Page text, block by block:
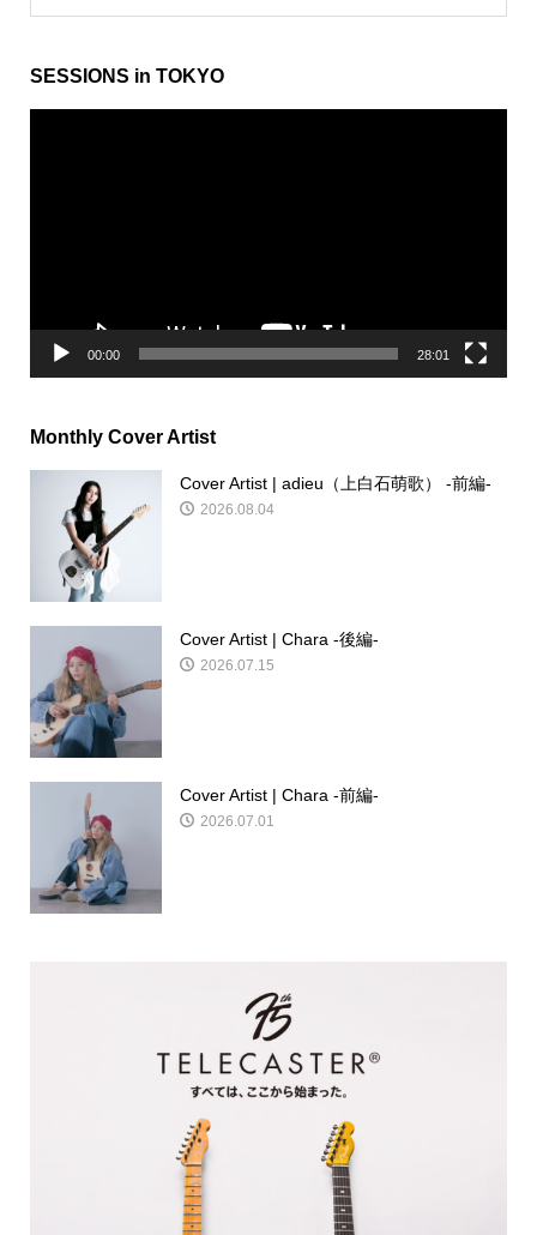
SESSIONS in TOKYO
00:00 28:01
Monthly Cover Artist
Cover Artist | adieu（上白石萌歌） -前編-
2026.08.04
Cover Artist | Chara -後編-
2026.07.15
Cover Artist | Chara -前編-
2026.07.01